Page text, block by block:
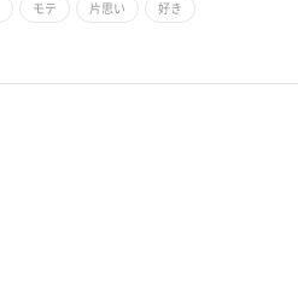
モテ 片思い 好き